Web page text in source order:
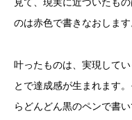
のは赤色で書きなおします
叶ったものは、実現して
とで達成感が生まれます
らどんどん黒のペンで書